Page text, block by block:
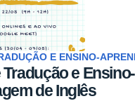
E ENSINO-
e Ensino-
de Inglês